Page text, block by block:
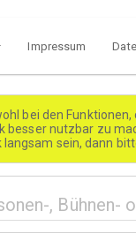
Impressum
bei den
besser nutzbar zu
sein, dann